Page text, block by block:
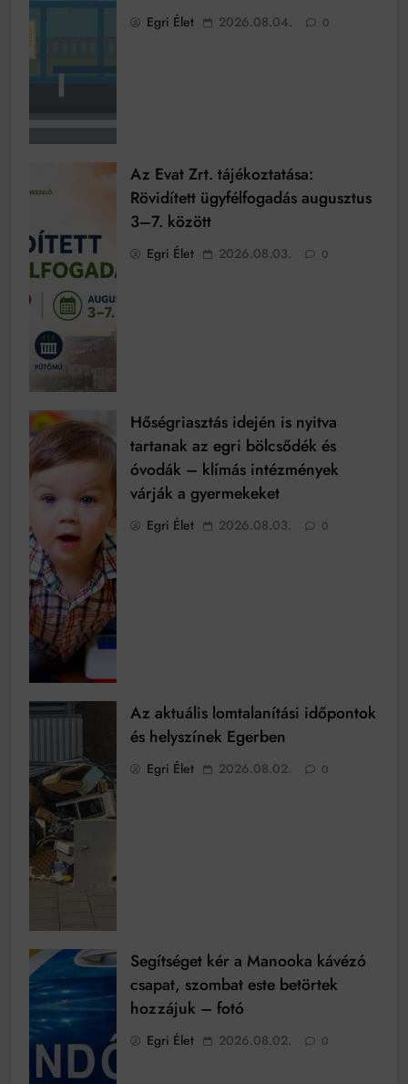
Egri Élet 2026.08.04. 0
Az Evat Zrt. tájékoztatása:
Rövidített ügyfélfogadás augusztus
3–7. között
Egri Élet 2026.08.03. 0
Hőségriasztás idején is nyitva
tartanak az egri bölcsődék és
óvodák – klímás intézmények
várják a gyermekeket
Egri Élet 2026.08.03. 0
Az aktuális lomtalanítási időpontok
és helyszínek Egerben
Egri Élet 2026.08.02. 0
Segítséget kér a Manooka kávézó
csapat, szombat este betörtek
hozzájuk – fotó
Egri Élet 2026.08.02. 0